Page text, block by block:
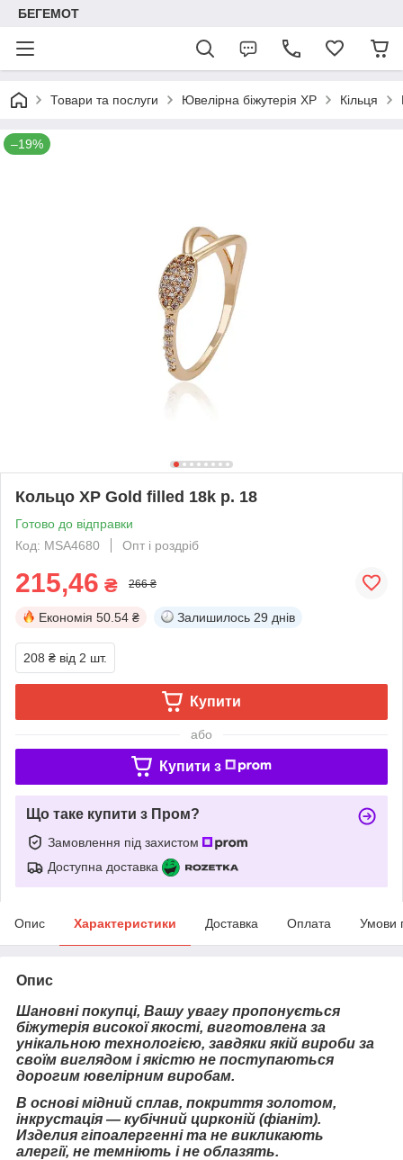
БЕГЕМОТ
Товари та послуги Ювелірна біжутерія XP Кільця
–19%
Кольцо ХР Gold filled 18k р. 18
Готово до відправки
Код: MSA4680
Опт і роздріб
215,46 ₴ 266 ₴
Економія 50.54 ₴ Залишилось 29 днів
208 ₴ від 2 шт.
Купити
або
Купити з
Що таке купити з Пром?
Замовлення під захистом
Доступна доставка
Опис Характеристики Доставка Оплата Умови
Опис
Шановні покупці, Вашу увагу пропонується
біжутерія високої якості, виготовлена за
унікальною технологією, завдяки якій вироби за
своїм виглядом і якістю не поступаються
дорогим ювелірним виробам.
В основі мідний сплав, покриття золотом,
інкрустація — кубічний цирконій (фіаніт).
Изделия гіпоалергенні та не викликають
алергії, не темніють і не облазять.